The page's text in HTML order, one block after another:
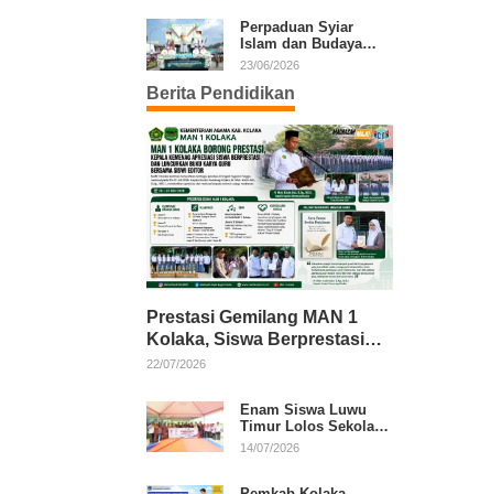
Perpaduan Syiar
Islam dan Budaya
Warnai Pawai Ta’aruf
23/06/2026
Berita Pendidikan
Prestasi Gemilang MAN 1
Kolaka, Siswa Berprestasi
dan Guru Berkarya Raih
22/07/2026
Enam Siswa Luwu
Timur Lolos Sekolah
Rakyat, Bupati: Jaga
14/07/2026